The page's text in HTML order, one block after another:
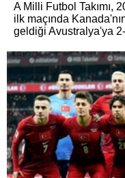
A Milli Futbol Takımı,
ilk maçında
geldiği Avustralya'ya